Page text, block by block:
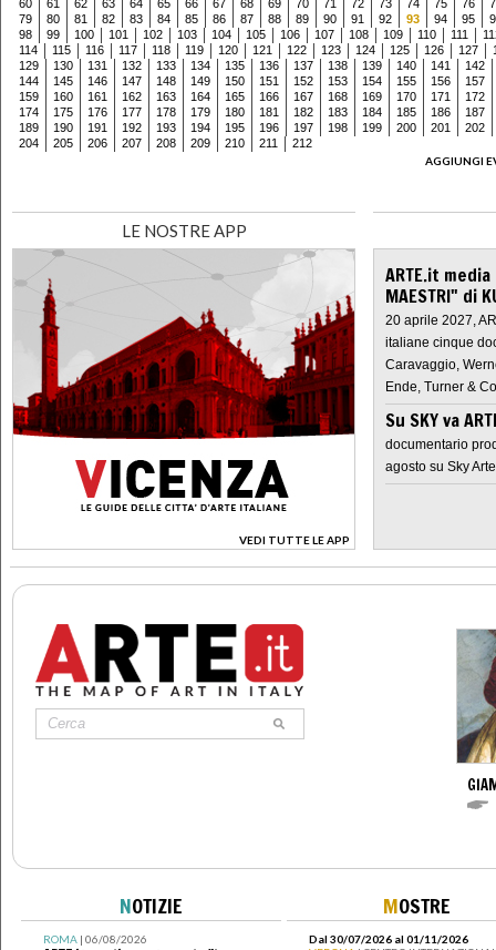
60 61 62 63 64 65 66 67 68 69 70 71 72 73 74 75 76
79
80 81 82 83 84 85 86 87 88 89 90 91 92 93 94 95
98
99 100 101 102 103 104 105 106 107 108 109 110 111
114
115 116 117 118 119 120 121 122 123 124 125 126 127
129
130 131 132 133 134 135 136 137 138 139 140 141
142
144
145 146 147 148 149 150 151 152 153 154 155 156
157
159
160 161 162 163 164 165 166 167 168 169 170 171
172
174
175 176 177 178 179 180 181 182 183 184 185 186
187
189
190 191 192 193 194 195 196 197 198 199 200 201
202
204
205 206 207 208 209 210 211
212
AGGIUNGI
LE NOSTRE APP
VEDI TUTTE LE APP
>
ARTE.it
MAESTRI" di
20 aprile 2027,
italiane cinque
Caravaggio,
Ende, Turner &
Su SKY va
documentario
agosto su Sky Arte
NOTIZIE
ROMA| 06/08/2026
MOSTRE
Dal 30/07/2026 al 01/11/2026